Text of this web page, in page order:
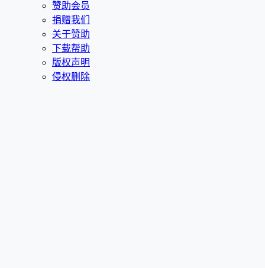
赞助会员
捐赠我们
关于赞助
下载帮助
版权声明
侵权删除